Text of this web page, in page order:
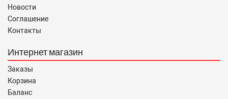
Новости
Соглашение
Контакты
Интернет магазин
Заказы
Корзина
Баланс